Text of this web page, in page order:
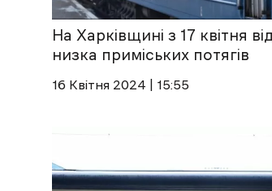
На Харківщині з 17 квітня
низка приміських потягів
16 Квітня 2024 | 15:55